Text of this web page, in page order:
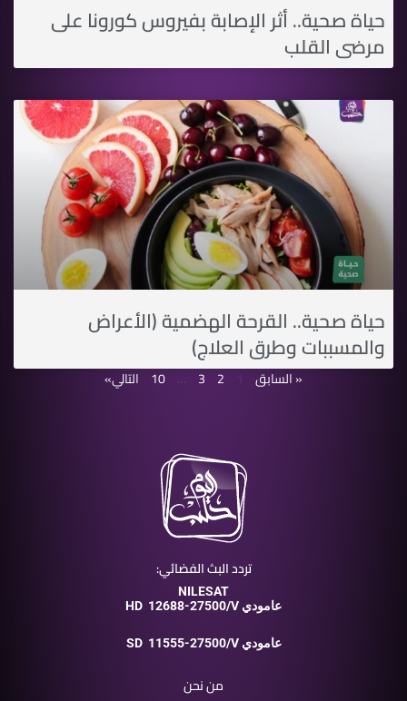
حياة صحية.. أثر الإصابة بفيروس كورونا على
مرضى القلب
حياة صحية.. القرحة الهضمية (الأعراض
والمسببات وطرق العلاج)
« السابق 1
2
3
…
10 التالي»
تردد البث الفضائي:
NILESAT
HD
12688-27500/V عامودي
SD 11555-27500/V عامودي
من نحن